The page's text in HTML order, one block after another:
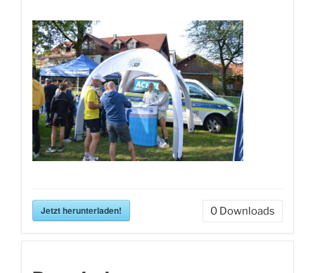
Jetzt herunterladen! 0 Downloads